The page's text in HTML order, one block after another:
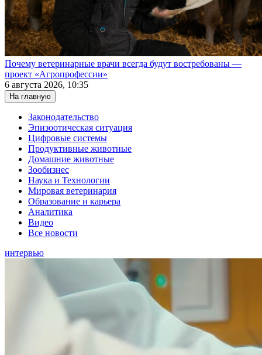
Почему ветеринарные врачи всегда будут востребованы —
проект «Агропрофессии»
6 августа 2026, 10:35
На главную
Законодательство
Эпизоотическая ситуация
Цифровые системы
Продуктивные животные
Домашние животные
Зообизнес
Наука и Технологии
Мировая ветеринария
Образование и карьера
Аналитика
Видео
Все новости
интервью